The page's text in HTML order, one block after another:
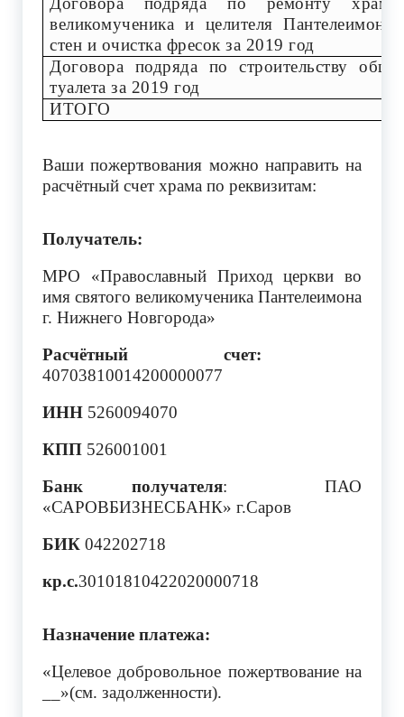
великомученика и целителя Пантелеимона,
стен и очистка фресок за 2019 год
Договора подряда по строительству
туалета за 2019 год
ИТОГО
Ваши пожертвования можно направить на
расчётный счет храма по реквизитам:
Получатель:
МРО «Православный Приход церкви во
имя святого великомученика Пантелеимона
г. Нижнего Новгорода»
Расчётный счет:
40703810014200000077
ИНН 5260094070
КПП 526001001
Банк получателя: ПАО
«САРОВБИЗНЕСБАНК» г.Саров
БИК 042202718
кр.с.30101810422020000718
Назначение платежа:
«Целевое добровольное пожертвование на
__»(см. задолженности).